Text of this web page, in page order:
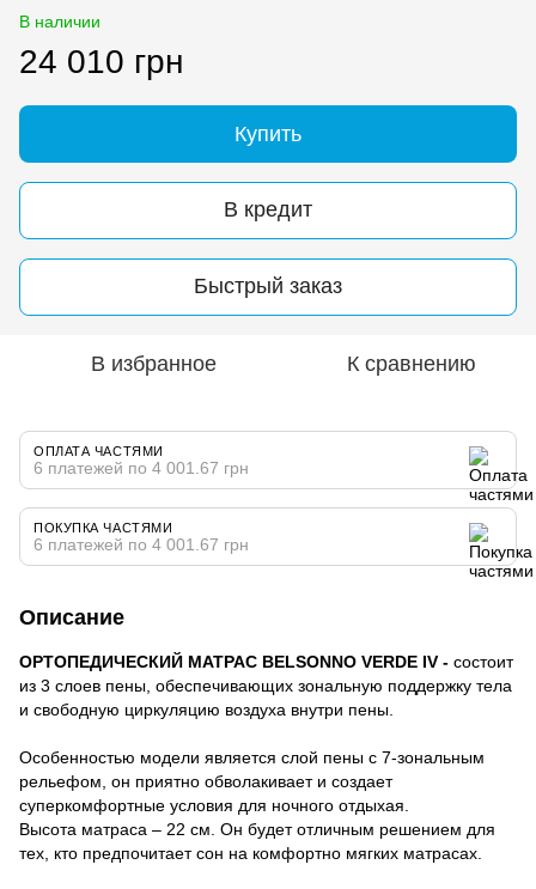
В наличии
24 010 грн
Купить
В кредит
Быстрый заказ
В избранное К сравнению
ОПЛАТА ЧАСТЯМИ
6 платежей по 4 001.67 грн
ПОКУПКА ЧАСТЯМИ
6 платежей по 4 001.67 грн
Описание
ОРТОПЕДИЧЕСКИЙ МАТРАС BELSONNO VERDE IV - состоит
из 3 слоев пены, обеспечивающих зональную поддержку тела
и свободную циркуляцию воздуха внутри пены.
Особенностью модели является слой пены с 7-зональным
рельефом, он приятно обволакивает и создает
суперкомфортные условия для ночного отдыхая.
Высота матраса – 22 см. Он будет отличным решением для
тех, кто предпочитает сон на комфортно мягких матрасах.